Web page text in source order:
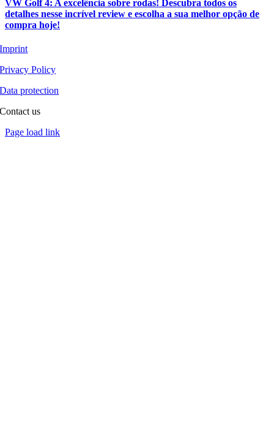
VW Golf 4: A excelência sobre rodas! Descubra todos os
detalhes nesse incrível review e escolha a sua melhor opção de
compra hoje!
Imprint
Privacy Policy
Data protection
Contact us
Toggle
Page load link